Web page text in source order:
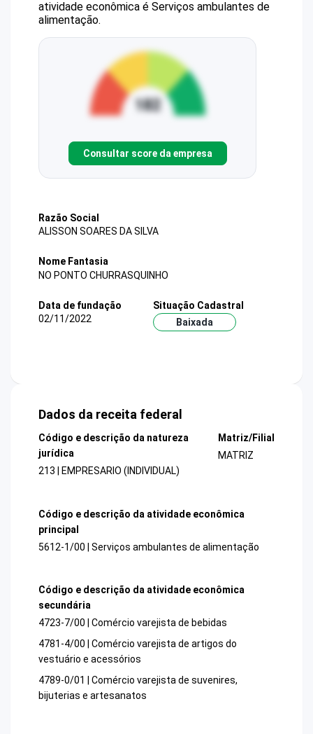
atividade econômica é Serviços ambulantes de
alimentação.
Consultar score da empresa
Razão Social
ALISSON SOARES DA SILVA
Nome Fantasia
NO PONTO CHURRASQUINHO
Data de fundação
02/11/2022
Situação Cadastral
Baixada
Dados da receita federal
Código e descrição da natureza
jurídica
213 | EMPRESARIO (INDIVIDUAL)
Matriz/Filial
MATRIZ
Código e descrição da atividade econômica
principal
5612-1/00 | Serviços ambulantes de alimentação
Código e descrição da atividade econômica
secundária
4723-7/00 | Comércio varejista de bebidas
4781-4/00 | Comércio varejista de artigos do
vestuário e acessórios
4789-0/01 | Comércio varejista de suvenires,
bijuterias e artesanatos